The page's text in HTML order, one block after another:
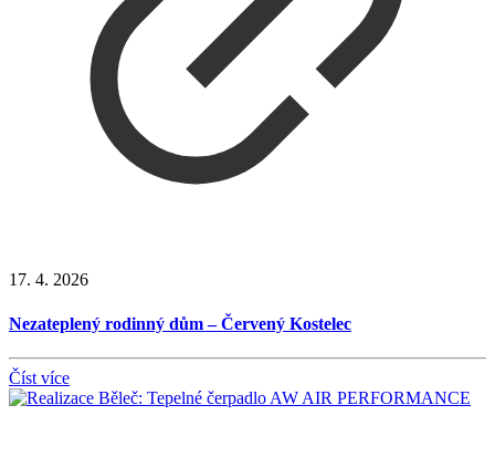
17. 4. 2026
Nezateplený rodinný dům – Červený Kostelec
Číst více